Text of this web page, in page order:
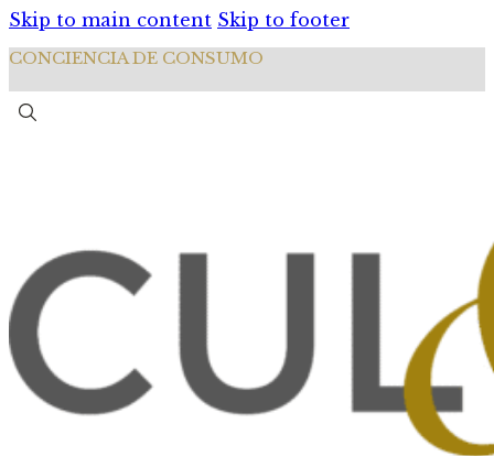
Skip to main content Skip to footer
CONCIENCIA DE CONSUMO